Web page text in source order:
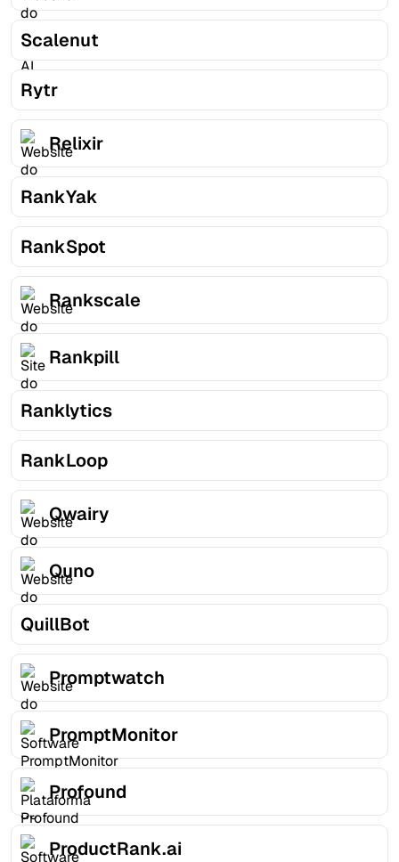
Scalenut
Rytr
Relixir
RankYak
RankSpot
Rankscale
Rankpill
Ranklytics
RankLoop
Qwairy
Quno
QuillBot
Promptwatch
PromptMonitor
Profound
ProductRank.ai